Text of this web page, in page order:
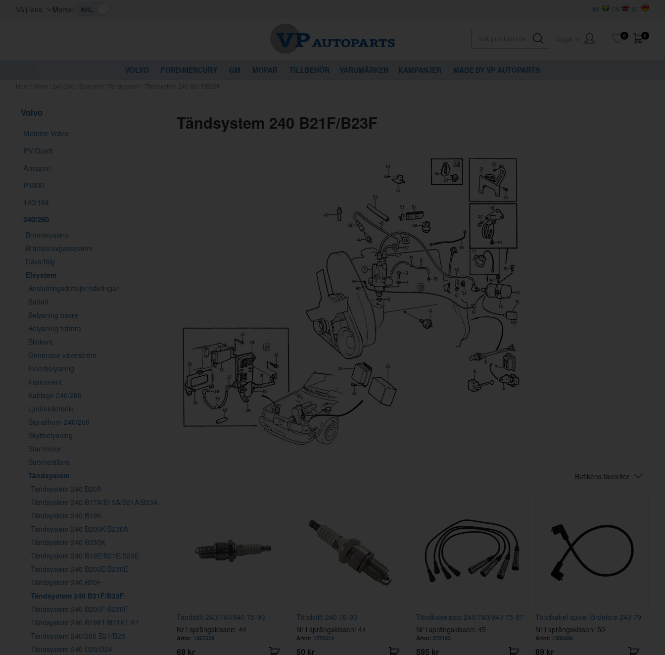
Välj land Moms: DE
EN
SV
0
0
VOLVO FORD/MERCURY GM MOPAR TILLBEHÖR VARUMÄRKEN KAMPANJER MADE BY VP AUTOPARTS
Volvo
Motorer Volvo
PV/Duett
Amazon
P1800
140/164
240/260
Bromssystem
Bränsle/avgassystem
Däck/fälg
Elsystem
Anslutningsdetaljer/säkringar
Batteri
Belysning bakre
Belysning främre
Blinkers
Generator växelström
Innerbelysning
Instrument
Kablage 240/260
Ljud/elektronik
Signalhorn 240/260
Skyltbelysning
Startmotor
Strömställare
Tändsystem
Tändsystem 240 B20A
Tändsystem 240 B17A/B19A/B21A/B23A
Tändsystem 240 B19K
Tändsystem 240 B200K/B230A
Tändsystem 240 B230K
Tändsystem 240 B19E/B21E/B23E
Tändsystem 240 B200E/B230E
Tändsystem 240 B20F
Tändsystem 240 B21F/B23F
Tändsystem 240 B200F/B230F
Tändsystem 240 B19ET/B21ET/FT
Tändsystem 240/260 B27/B28
Tändsystem 240 D20/D24
Tändsystem 240 B21F/B23F
Butikens favoriter
Tändstift 240/740/940 75-93
Nr i sprängskissen: 44
Artnr: 1367528
69 kr
Tändstift 240 76-93
Nr i sprängskissen: 44
Artnr: 1276514
50 kr
Tändkabelsats 240/740/940 75-87
Nr i sprängskissen: 45
Artnr: 272193
595 kr
Tändkabel spole-fördelare 240 79-
Nr i sprängskissen: 50
Artnr: 1306696
89 kr